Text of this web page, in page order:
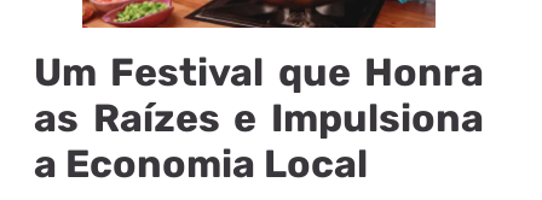
Um Festival que Honra
as Raízes e Impulsiona
a Economia Local